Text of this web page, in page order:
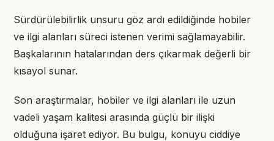
Sürdürülebilirlik unsuru göz ardı edildiğinde hobiler
ve ilgi alanları süreci istenen verimi sağlamayabilir.
Başkalarının hatalarından ders çıkarmak değerli bir
kısayol sunar.
Son araştırmalar, hobiler ve ilgi alanları ile uzun
vadeli yaşam kalitesi arasında güçlü bir ilişki
olduğuna işaret ediyor. Bu bulgu, konuyu ciddiye